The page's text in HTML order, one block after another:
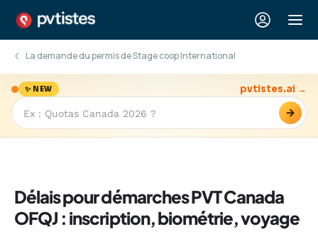
La demande du permis de Stage coop International
✨ NEW
→
pvtistes.ai →
Délais pour démarches PVT Canada
OFQJ : inscription, biométrie, voyage